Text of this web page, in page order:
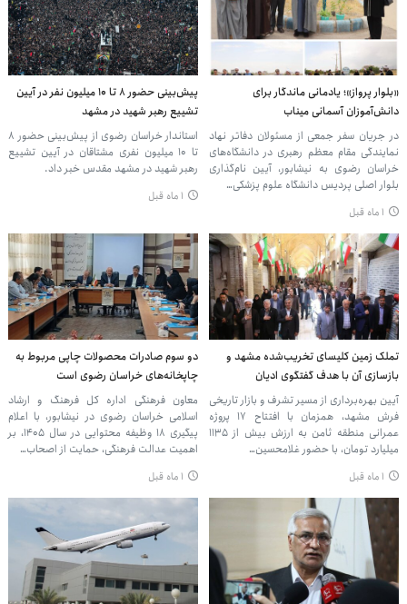
«بلوار پرواز»؛ یادمانی ماندگار برای
دانش‌آموزان آسمانی میناب
در جریان سفر جمعی از مسئولان دفاتر نهاد
نمایندگی مقام معظم رهبری در دانشگاه‌های
خراسان رضوی به نیشابور، آیین نام‌گذاری
بلوار اصلی پردیس دانشگاه علوم پزشکی…
۱ ماه قبل
پیش‌بینی حضور ۸ تا ۱۰ میلیون نفر در آیین
تشییع رهبر شهید در مشهد
استاندار خراسان رضوی از پیش‌بینی حضور ۸
تا ۱۰ میلیون نفری مشتاقان در آیین تشییع
رهبر شهید در مشهد مقدس خبر داد.
۱ ماه قبل
تملک زمین کلیسای تخریب‌شده مشهد و
بازسازی آن با هدف گفتگوی ادیان
آیین بهره‌برداری از مسیر تشرف و بازار تاریخی
فرش مشهد، همزمان با افتتاح ۱۷ پروژه
عمرانی منطقه ثامن به ارزش بیش از ۱۱۳۵
میلیارد تومان، با حضور غلامحسین…
۱ ماه قبل
دو سوم صادرات محصولات چاپی مربوط به
چاپخانه‌های خراسان رضوی است
معاون فرهنگی اداره کل فرهنگ و ارشاد
اسلامی خراسان رضوی در نیشابور، با اعلام
پیگیری ۱۸ وظیفه محتوایی در سال ۱۴۰۵، بر
اهمیت عدالت فرهنگی، حمایت از اصحاب…
۱ ماه قبل